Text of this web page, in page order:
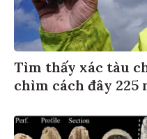
Tìm thấy xác tàu
chìm cách đây 225